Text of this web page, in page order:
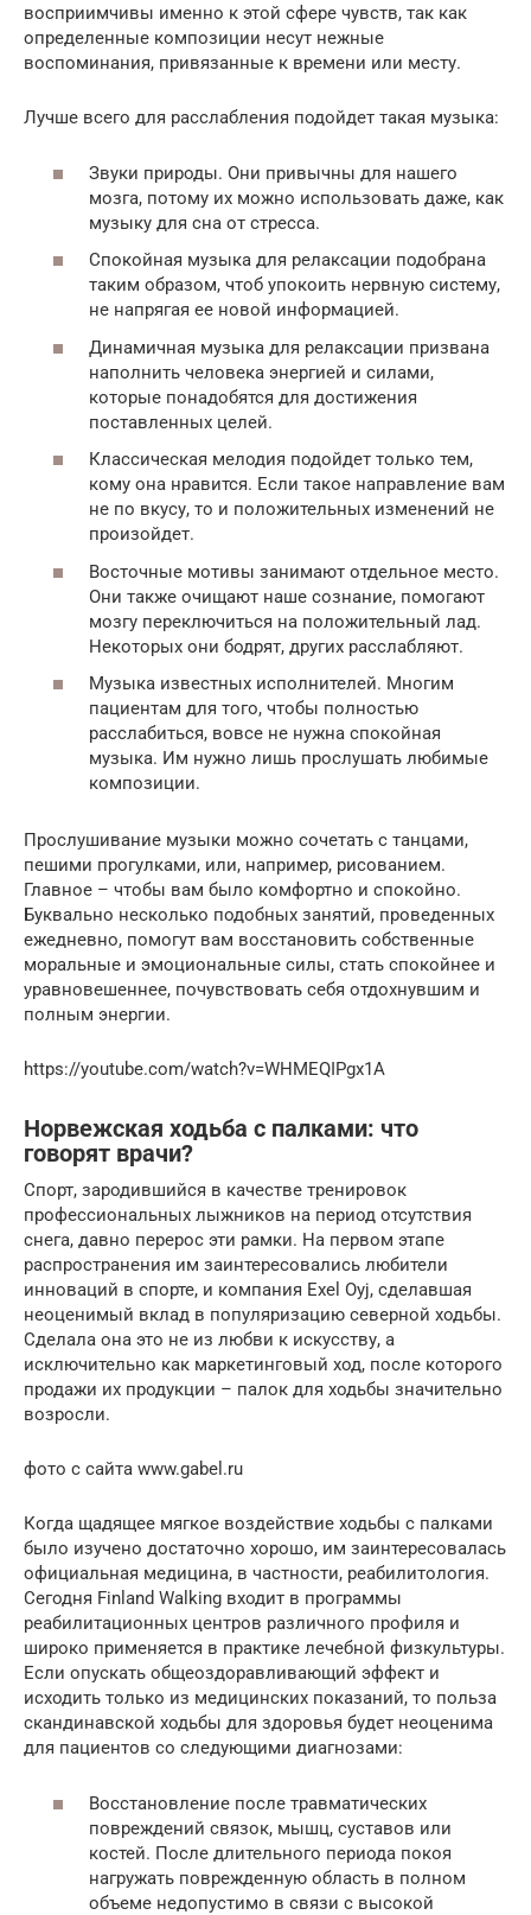
восприимчивы именно к этой сфере чувств, так как
определенные композиции несут нежные
воспоминания, привязанные к времени или месту.
Лучше всего для расслабления подойдет такая музыка:
Звуки природы. Они привычны для нашего
мозга, потому их можно использовать даже, как
музыку для сна от стресса.
Спокойная музыка для релаксации подобрана
таким образом, чтоб упокоить нервную систему,
не напрягая ее новой информацией.
Динамичная музыка для релаксации призвана
наполнить человека энергией и силами,
которые понадобятся для достижения
поставленных целей.
Классическая мелодия подойдет только тем,
кому она нравится. Если такое направление вам
не по вкусу, то и положительных изменений не
произойдет.
Восточные мотивы занимают отдельное место.
Они также очищают наше сознание, помогают
мозгу переключиться на положительный лад.
Некоторых они бодрят, других расслабляют.
Музыка известных исполнителей. Многим
пациентам для того, чтобы полностью
расслабиться, вовсе не нужна спокойная
музыка. Им нужно лишь прослушать любимые
композиции.
Прослушивание музыки можно сочетать с танцами,
пешими прогулками, или, например, рисованием.
Главное – чтобы вам было комфортно и спокойно.
Буквально несколько подобных занятий, проведенных
ежедневно, помогут вам восстановить собственные
моральные и эмоциональные силы, стать спокойнее и
уравновешеннее, почувствовать себя отдохнувшим и
полным энергии.
https://youtube.com/watch?v=WHMEQIPgx1A
Норвежская ходьба с палками: что
говорят врачи?
Спорт, зародившийся в качестве тренировок
профессиональных лыжников на период отсутствия
снега, давно перерос эти рамки. На первом этапе
распространения им заинтересовались любители
инноваций в спорте, и компания Exel Oyj, сделавшая
неоценимый вклад в популяризацию северной ходьбы.
Сделала она это не из любви к искусству, а
исключительно как маркетинговый ход, после которого
продажи их продукции – палок для ходьбы значительно
возросли.
фото с сайта www.gabel.ru
Когда щадящее мягкое воздействие ходьбы с палками
было изучено достаточно хорошо, им заинтересовалась
официальная медицина, в частности, реабилитология.
Сегодня Finland Walking входит в программы
реабилитационных центров различного профиля и
широко применяется в практике лечебной физкультуры.
Если опускать общеоздоравливающий эффект и
исходить только из медицинских показаний, то польза
скандинавской ходьбы для здоровья будет неоценима
для пациентов со следующими диагнозами:
Восстановление после травматических
повреждений связок, мышц, суставов или
костей. После длительного периода покоя
нагружать поврежденную область в полном
объеме недопустимо в связи с высокой